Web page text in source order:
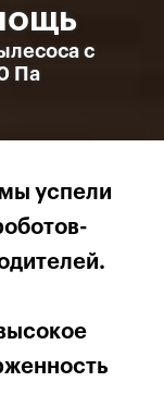
с
Па
успели